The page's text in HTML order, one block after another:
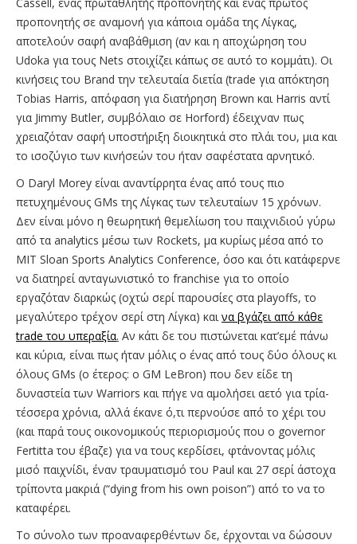
προπονητής σε αναμονή για κάποια ομάδα της Λίγκας,
αποτελούν σαφή αναβάθμιση (αν και η αποχώρηση του
Udoka για τους Nets στοιχίζει κάπως σε αυτό το κομμάτι). Οι
κινήσεις του Brand την τελευταία διετία (trade για απόκτηση
Tobias Harris, απόφαση για διατήρηση Brown και Harris αντί
για Jimmy Butler, συμβόλαιο σε Horford) έδειχναν πως
χρειαζόταν σαφή υποστήριξη διοικητικά στο πλάι του, μια και
το ισοζύγιο των κινήσεών του ήταν σαφέστατα αρνητικό.
Ο Daryl Morey είναι αναντίρρητα ένας από τους πιο
πετυχημένους GMs της Λίγκας των τελευταίων 15 χρόνων.
Δεν είναι μόνο η θεωρητική θεμελίωση του παιχνιδιού γύρω
από τα analytics μέσω των Rockets, μα κυρίως μέσα από το
MIT Sloan Sports Analytics Conference, όσο και ότι κατάφερνε
να διατηρεί ανταγωνιστικό το franchise για το οποίο
εργαζόταν διαρκώς (οχτώ σερί παρουσίες στα playoffs, το
μεγαλύτερο τρέχον σερί στη Λίγκα) και να βγάζει από κάθε
trade του υπεραξία. Αν κάτι δε του πιστώνεται κατ’εμέ πάνω
και κύρια, είναι πως ήταν μόλις ο ένας από τους δύο όλους κι
όλους GMs (ο έτερος: ο GM LeBron) που δεν είδε τη
δυναστεία των Warriors και πήγε να αμολήσει αετό για τρία-
τέσσερα χρόνια, αλλά έκανε ό,τι περνούσε από το χέρι του
(και παρά τους οικονομικούς περιορισμούς που ο governor
Fertitta του έβαζε) για να τους κερδίσει, φτάνοντας μόλις
μισό παιχνίδι, έναν τραυματισμό του Paul και 27 σερί άστοχα
τρίποντα μακριά (“dying from his own poison”) από το να το
καταφέρει.
Το σύνολο των προαναφερθέντων δε, έρχονται να δώσουν